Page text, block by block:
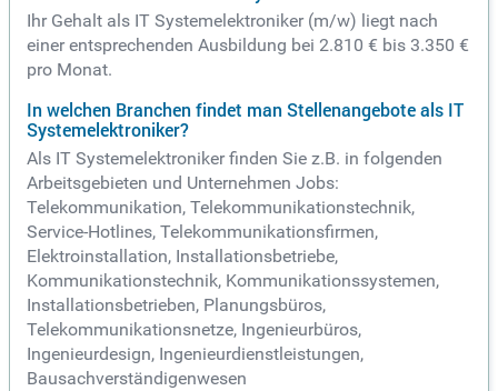
Ihr Gehalt als IT Systemelektroniker (m/w) liegt nach
einer entsprechenden Ausbildung bei 2.810 € bis 3.350 €
pro Monat.
In welchen Branchen findet man Stellenangebote als IT
Systemelektroniker?
Als IT Systemelektroniker finden Sie z.B. in folgenden
Arbeitsgebieten und Unternehmen Jobs:
Telekommunikation, Telekommunikationstechnik,
Service-Hotlines, Telekommunikationsfirmen,
Elektroinstallation, Installationsbetriebe,
Kommunikationstechnik, Kommunikationssystemen,
Installationsbetrieben, Planungsbüros,
Telekommunikationsnetze, Ingenieurbüros,
Ingenieurdesign, Ingenieurdienstleistungen,
Bausachverständigenwesen